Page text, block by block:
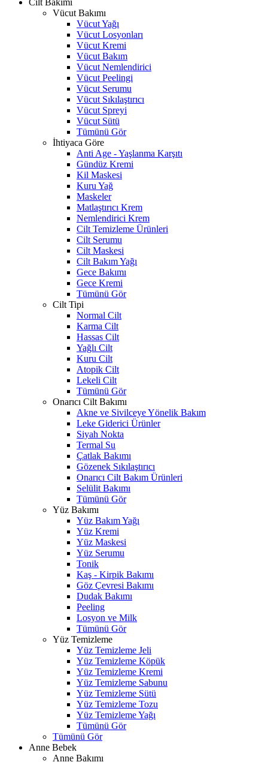
Cilt Bakımı
Vücut Bakımı
Vücut Yağı
Vücut Losyonları
Vücut Kremi
Vücut Bakım
Vücut Nemlendirici
Vücut Peelingi
Vücut Serumu
Vücut Sıkılaştırıcı
Vücut Spreyi
Vücut Sütü
Tümünü Gör
İhtiyaca Göre
Anti Age - Yaşlanma Karşıtı
Gündüz Kremi
Kil Maskesi
Kuru Yağ
Maskeler
Matlaştırıcı Krem
Nemlendirici Krem
Cilt Temizleme Ürünleri
Cilt Serumu
Cilt Maskesi
Cilt Bakım Yağı
Gece Bakımı
Gece Kremi
Tümünü Gör
Cilt Tipi
Normal Cilt
Karma Cilt
Hassas Cilt
Yağlı Cilt
Kuru Cilt
Atopik Cilt
Lekeli Cilt
Tümünü Gör
Onarıcı Cilt Bakımı
Akne ve Sivilceye Yönelik Bakım
Leke Giderici Ürünler
Siyah Nokta
Termal Su
Çatlak Bakımı
Gözenek Sıkılaştırıcı
Onarıcı Cilt Bakım Ürünleri
Selülit Bakımı
Tümünü Gör
Yüz Bakımı
Yüz Bakım Yağı
Yüz Kremi
Yüz Maskesi
Yüz Serumu
Tonik
Kaş - Kirpik Bakımı
Göz Çevresi Bakımı
Dudak Bakımı
Peeling
Losyon ve Milk
Tümünü Gör
Yüz Temizleme
Yüz Temizleme Jeli
Yüz Temizleme Köpük
Yüz Temizleme Kremi
Yüz Temizleme Sabunu
Yüz Temizleme Sütü
Yüz Temizleme Tozu
Yüz Temizleme Yağı
Tümünü Gör
Tümünü Gör
Anne Bebek
Anne Bakımı